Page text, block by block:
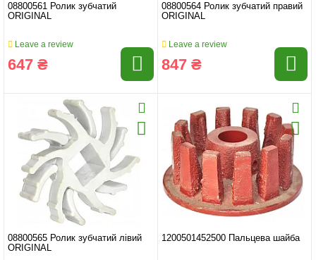
08800561 Ролик зубчатий
ORIGINAL
Leave a review
647 ₴
08800564 Ролик зубчатий правий
ORIGINAL
Leave a review
847 ₴
08800565 Ролик зубчатий лівий
ORIGINAL
1200501452500 Пальцева шайба